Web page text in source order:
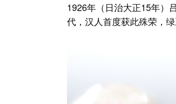
1926年（日治大正15年）
代，汉人首度获此殊荣，